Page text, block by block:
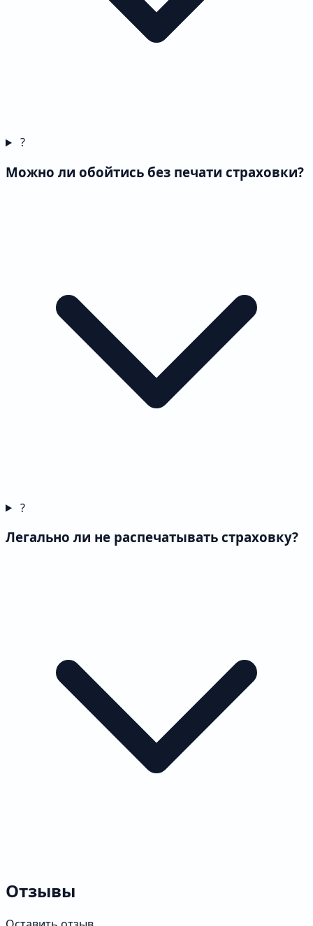
?
Можно ли обойтись без печати страховки?
?
Легально ли не распечатывать страховку?
Отзывы